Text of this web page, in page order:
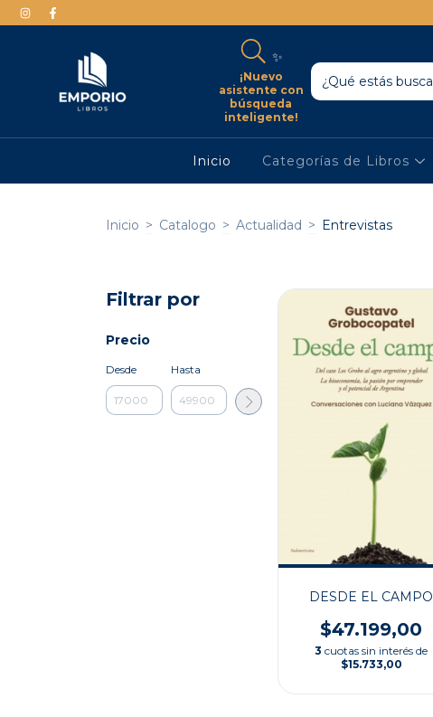
✨
¡Nuevo
asistente con
búsqueda
inteligente!
Inicio Categorías de Libros
Inicio > Catalogo > Actualidad > Entrevistas
Filtrar por
Precio
Desde Hasta
DESDE EL CAMPO
$47.199,00
3 cuotas sin interés de
$15.733,00